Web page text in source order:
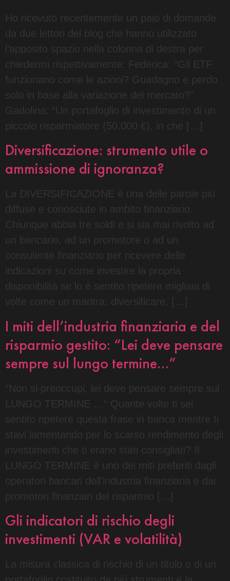
Ho ricevuto recentemente un paio di domande
da due lettori del blog che hanno utilizzato
l’apposito spazio nella colonna di destra per
chiedermi rispettivamente: Federica: “Gli ETF
funzionano come le azioni? Guadagno e perdo
solo in base alla variazione del mercato?”
Gadolina: “Un portafoglio di investimento di un
piccolo risparmiatore (50.000 €), in che […]
Diversificazione: strumento utile o
ammissione di ignoranza?
La DIVERSIFICAZIONE è una delle parole più
diffuse e conosciute in ambito finanziario.
Chiunque abbia tre soldi e si sia mai rivolto ad
consulente finanziario per ricevere delle
indicazioni su come investire la propria
disponibilità se lo è sentito ripetere migliaia di
volte come un mantra: diversificare, […]
I miti dell’industria finanziaria e del
risparmio gestito: “Lei deve pensare
sempre sul lungo termine…”
“Non si preoccupi, lei deve pensare sempre sul
LUNGO TERMINE …“ Quante volte ti sei
sentito ripetere questa frase in banca mentre ti
stavi lamentando per lo scarso rendimento degli
investimenti che ti erano stati consigliati? Il
LUNGO TERMINE è uno dei miti preferiti dagli
operatori bancari dell’industria finanziaria e dai
promotori finanziari del risparmio […]
Gli indicatori di rischio degli
investimenti (VAR e volatilità)
La misura classica di rischio di un titolo o di un